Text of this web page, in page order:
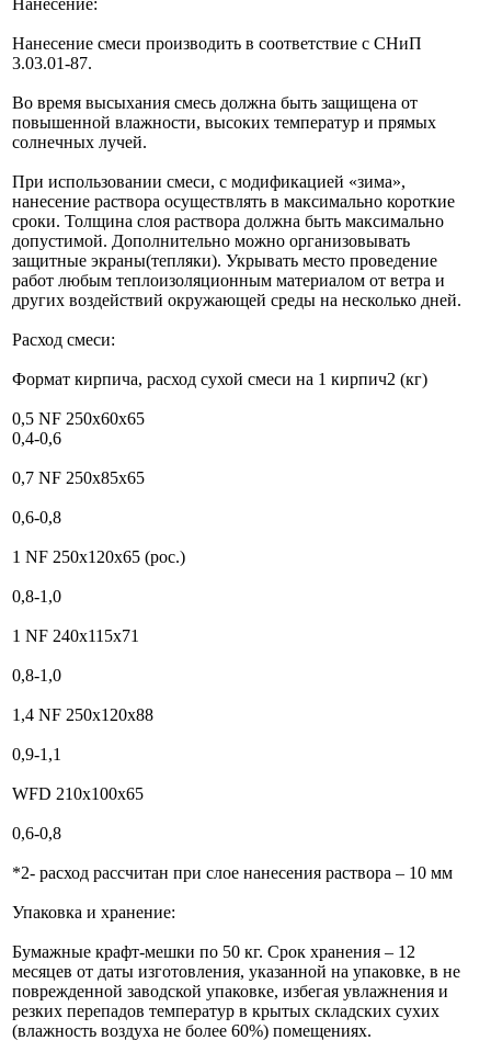
Нанесение:
Нанесение смеси производить в соответствие с СНиП
3.03.01-87.
Во время высыхания смесь должна быть защищена от
повышенной влажности, высоких температур и прямых
солнечных лучей.
При использовании смеси, с модификацией «зима»,
нанесение раствора осуществлять в максимально короткие
сроки. Толщина слоя раствора должна быть максимально
допустимой. Дополнительно можно организовывать
защитные экраны(тепляки). Укрывать место проведение
работ любым теплоизоляционным материалом от ветра и
других воздействий окружающей среды на несколько дней.
Расход смеси:
Формат кирпича, расход сухой смеси на 1 кирпич2 (кг)
0,5 NF 250x60x65
0,4-0,6
0,7 NF 250x85x65
0,6-0,8
1 NF 250x120x65 (рос.)
0,8-1,0
1 NF 240x115x71
0,8-1,0
1,4 NF 250x120x88
0,9-1,1
WFD 210x100x65
0,6-0,8
*2- расход рассчитан при слое нанесения раствора – 10 мм
Упаковка и хранение:
Бумажные крафт-мешки по 50 кг. Срок хранения – 12
месяцев от даты изготовления, указанной на упаковке, в не
поврежденной заводской упаковке, избегая увлажнения и
резких перепадов температур в крытых складских сухих
(влажность воздуха не более 60%) помещениях.